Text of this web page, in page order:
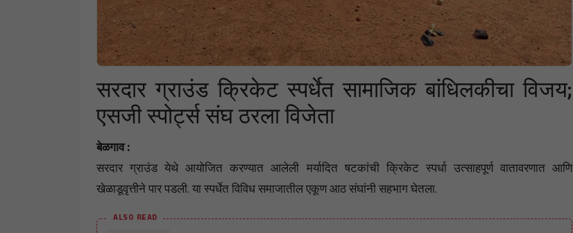
सरदार ग्राउंड क्रिकेट स्पर्धेत सामाजिक बांधिलकीचा विजय;
एसजी स्पोर्ट्स संघ ठरला विजेता
बेळगाव :
सरदार ग्राउंड येथे आयोजित करण्यात आलेली मर्यादित षटकांची क्रिकेट स्पर्धा उत्साहपूर्ण वातावरणात आणि
खेळाडूवृत्तीने पार पडली. या स्पर्धेत विविध समाजातील एकूण आठ संघांनी सहभाग घेतला.
ALSO READ